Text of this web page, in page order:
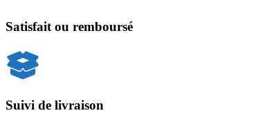
Satisfait ou remboursé
Suivi de livraison